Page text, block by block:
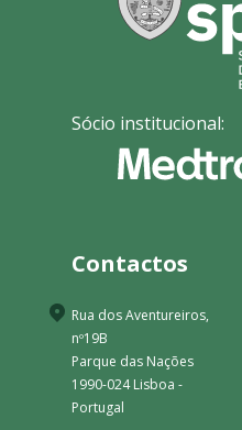
Sócio institucional:
Contactos
Rua dos Aventureiros,
nº19B
Parque das Nações
1990-024 Lisboa -
Portugal